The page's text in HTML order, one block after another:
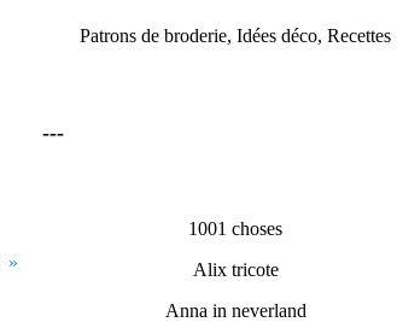
Patrons de broderie, Idées déco, Recettes
---
1001 choses
Alix tricote
Anna in neverland